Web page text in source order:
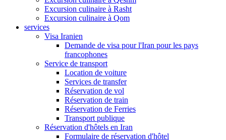
Excursion culinaire à Rasht
Excursion culinaire à Qom
services
Visa Iranien
Demande de visa pour l'Iran pour les pays
francophones
Service de transport
Location de voiture
Services de transfer
Réservation de vol
Réservation de train
Réservation de Ferries
Transport publique
Réservation d'hôtels en Iran
Formulaire de réservation d'hôtel